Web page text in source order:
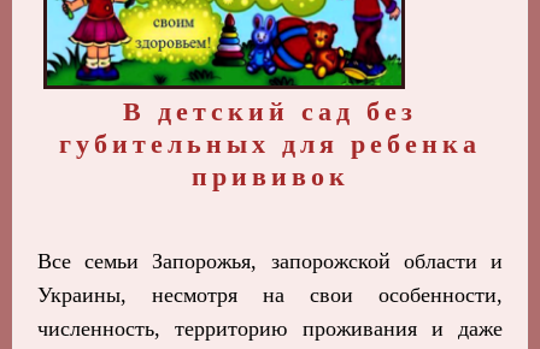
В детский сад без
губительных для ребенка
прививок
Все семьи Запорожья, запорожской области и
Украины, несмотря на свои особенности,
численность, территорию проживания и даже